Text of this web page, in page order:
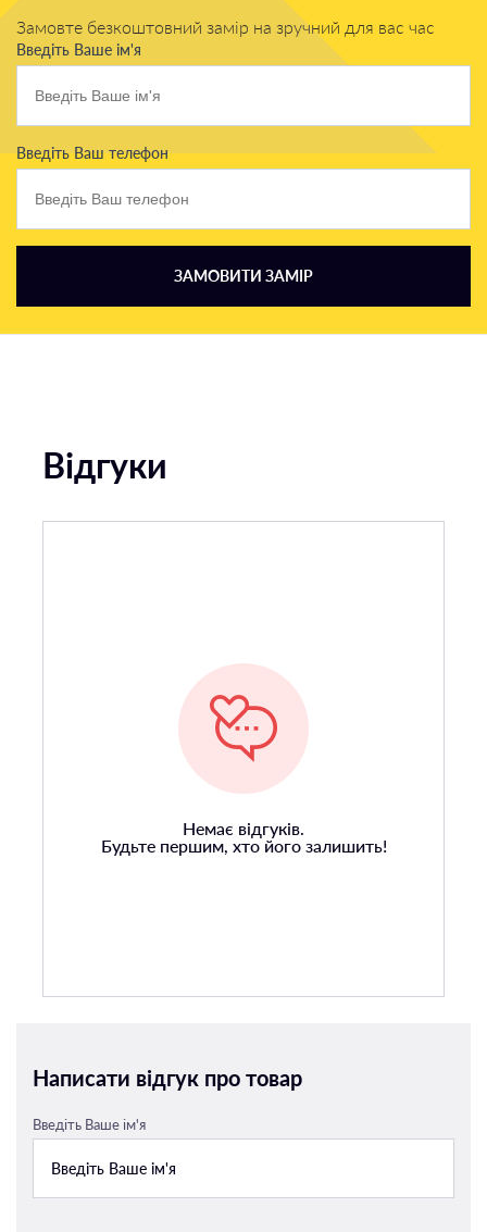
Замовте безкоштовний замір на зручний для вас час
Введіть Ваше ім'я
Введіть Ваш телефон
ЗАМОВИТИ ЗАМІР
Відгуки
Немає відгуків.
Будьте першим, хто його залишить!
Написати відгук про товар
Введіть Ваше ім'я